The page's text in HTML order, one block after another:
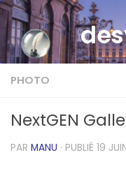
Skip to content
PHOTO
NextGEN
PAR MANU · PUBLIÉ 19